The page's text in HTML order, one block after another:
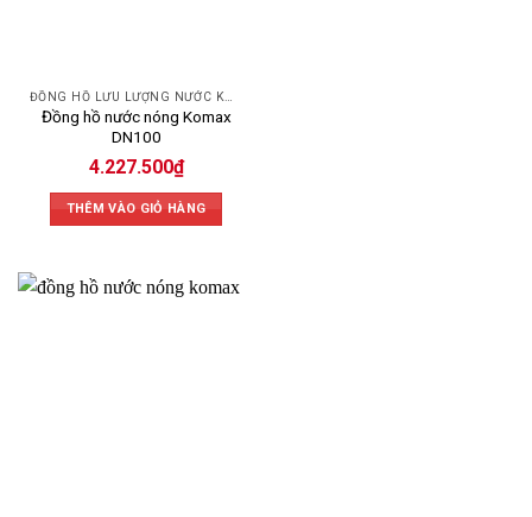
Đồng hồ nước nóng Komax
DN100
4.227.500₫
THÊM VÀO GIỎ HÀNG